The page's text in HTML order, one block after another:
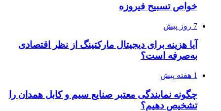
خواص تسبیح فیروزه
7 روز پیش
آیا هزینه برای دیجیتال مارکتینگ از نظر اقتصادی
به‌صرفه است؟
1 هفته پیش
چگونه نمایندگی معتبر صنایع سیم و کابل همدان را
تشخیص دهیم؟